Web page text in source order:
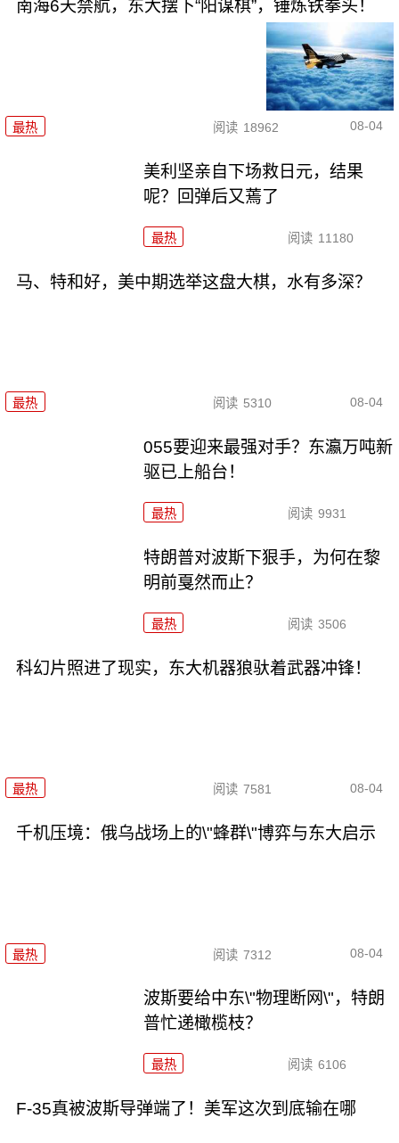
南海6天禁航，东大摆下“阳谋棋”，锤炼铁拳头！
最热 阅读 18962 08-04
美利坚亲自下场救日元，结果
呢？回弹后又蔫了
最热 阅读 11180
马、特和好，美中期选举这盘大棋，水有多深？
最热 阅读 5310 08-04
055要迎来最强对手？东瀛万吨新
驱已上船台！
最热 阅读 9931
特朗普对波斯下狠手，为何在黎
明前戛然而止？
最热 阅读 3506
科幻片照进了现实，东大机器狼驮着武器冲锋！
最热 阅读 7581 08-04
千机压境：俄乌战场上的\"蜂群\"博弈与东大启示
最热 阅读 7312 08-04
波斯要给中东\"物理断网\"，特朗
普忙递橄榄枝？
最热 阅读 6106
F-35真被波斯导弹端了！美军这次到底输在哪